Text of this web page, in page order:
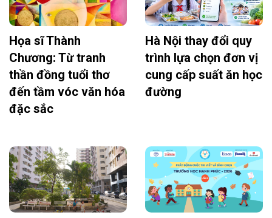
Họa sĩ Thành
Chương: Từ tranh
thần đồng tuổi thơ
đến tầm vóc văn hóa
đặc sắc
Hà Nội thay đổi quy
trình lựa chọn đơn vị
cung cấp suất ăn học
đường